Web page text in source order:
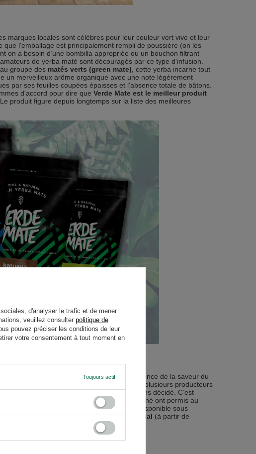
marques locales sont célèbres pour leur couleur vert vive et leur
l'emballage est principalement rempli de poussière (on les
on a besoin d’une bombilla appropriée ou un bouchon filtrant
de yerba maté sont découragés par ce type d'infusion.
groupe des matés verts (green mate), cette yerba incarne tout
un merveilleux arôme organique avec une note légèrement
par ses feuilles coupées épaisses et l'absence totale de bâtons.
d'accord pour dire que Verde Mate est le meilleur produit
produit figure depuis longtemps sur la liste des meilleures
les marques de yerba maté sont la quintessence de la saveur du
amer mais subtil et équilibré. Il y a plusieurs producteurs
défi. Après une longue réflexion, nous avons décidé. C’est
Des années de présence sur le marché ont permis au
tout simplement bon goût. Le produit est disponible sous
(au goût plus léger) etla Seleccion Especial (à partir de
d'analyser le trafic et de mener
veuillez consulter politique de
pouvez préciser les conditions de leur
votre consentement à tout moment en
Toujours actif